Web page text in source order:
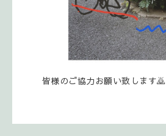
皆様のご協力お願い致します🙇